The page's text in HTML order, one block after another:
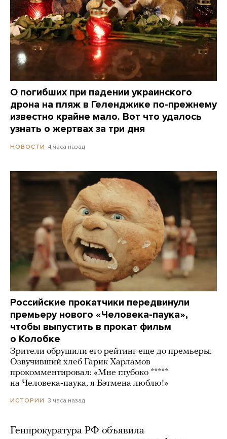
О погибших при падении украинского
дрона на пляж в Геленджике по-прежнему
известно крайне мало. Вот что удалось
узнать о жертвах за три дня
НОВОСТИ 4 часа назад
Российские прокатчики передвинули
премьеру нового «Человека-паука»,
чтобы выпустить в прокат фильм
о Колобке
Зрители обрушили его рейтинг еще до премьеры.
Озвучивший хлеб Гарик Харламов
прокомментировал: «Мне глубоко *****
на Человека-паука, я Бэтмена люблю!»
ИСТОРИИ 3 часа назад
Генпрокуратура РФ объявила